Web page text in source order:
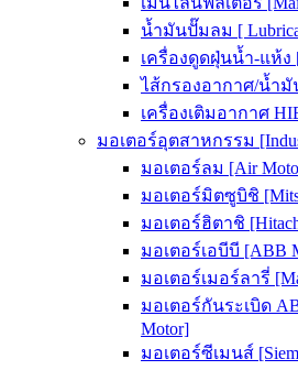
น้ำมันปั๊มลม [
เครื่องดูดฝุ่นน้ำ-แห้ง
ไส้กรองอากาศ/น้ำมั
เครื่องเติมอากาศ
มอเตอร์อุตสาหกรรม
มอเตอร์ลม [Air
มอเตอร์มิตซูบิชิ
มอเตอร์ฮิตาชิ
มอเตอร์เอบีบี [ABB
มอเตอร์เมอร์ลารี่
มอเตอร์กันระเบิด
Motor]
มอเตอร์ซีเมนส์